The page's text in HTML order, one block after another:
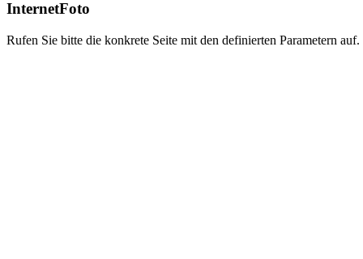
InternetFoto
Rufen Sie bitte die konkrete Seite mit den definierten Parametern auf.